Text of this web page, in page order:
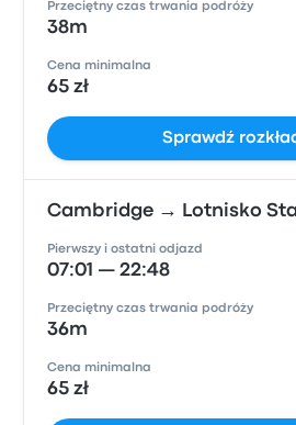
Przeciętny czas trwania podróży
38m
Cena minimalna
65 zł
Sprawdź
Cambridge → Lotnisko
Pierwszy i ostatni odjazd
07:01 — 22:48
Przeciętny czas trwania podróży
36m
Cena minimalna
65 zł